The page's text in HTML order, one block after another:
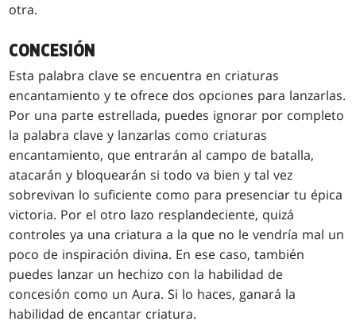
otra.
CONCESIÓN
Esta palabra clave se encuentra en criaturas
encantamiento y te ofrece dos opciones para lanzarlas.
Por una parte estrellada, puedes ignorar por completo
la palabra clave y lanzarlas como criaturas
encantamiento, que entrarán al campo de batalla,
atacarán y bloquearán si todo va bien y tal vez
sobrevivan lo suficiente como para presenciar tu épica
victoria. Por el otro lazo resplandeciente, quizá
controles ya una criatura a la que no le vendría mal un
poco de inspiración divina. En ese caso, también
puedes lanzar un hechizo con la habilidad de
concesión como un Aura. Si lo haces, ganará la
habilidad de encantar criatura.